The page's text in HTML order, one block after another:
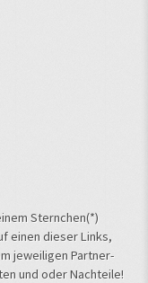
Sternchen(*)
einen dieser Links,
jeweiligen Partner-
und oder Nachteile!